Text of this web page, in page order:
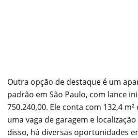
Outra opção de destaque é um
padrão em São Paulo, com lance
750.240,00. Ele conta com 132,4
uma vaga de garagem e
disso, há diversas oportunidades